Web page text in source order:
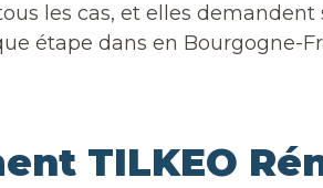
les cas, et elles
étape dans en Bourgogne-
TILKEO